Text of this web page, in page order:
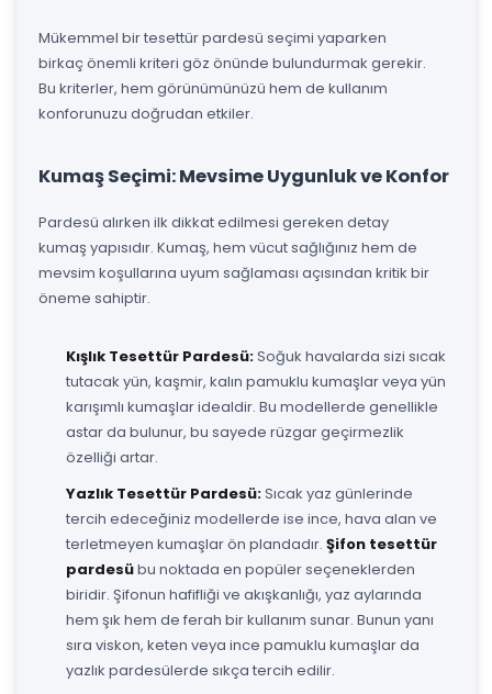
Mükemmel bir tesettür pardesü seçimi yaparken
birkaç önemli kriteri göz önünde bulundurmak gerekir.
Bu kriterler, hem görünümünüzü hem de kullanım
konforunuzu doğrudan etkiler.
Kumaş Seçimi: Mevsime Uygunluk ve Konfor
Pardesü alırken ilk dikkat edilmesi gereken detay
kumaş yapısıdır. Kumaş, hem vücut sağlığınız hem de
mevsim koşullarına uyum sağlaması açısından kritik bir
öneme sahiptir.
Kışlık Tesettür Pardesü:Soğuk havalarda sizi sıcak
tutacak yün, kaşmir, kalın pamuklu kumaşlar veya yün
karışımlı kumaşlar idealdir. Bu modellerde genellikle
astar da bulunur, bu sayede rüzgar geçirmezlik
özelliği artar.
Yazlık Tesettür Pardesü:Sıcak yaz günlerinde
tercih edeceğiniz modellerde ise ince, hava alan ve
terletmeyen kumaşlar ön plandadır. Şifon tesettür
pardesübu noktada en popüler seçeneklerden
biridir. Şifonun hafifliği ve akışkanlığı, yaz aylarında
hem şık hem de ferah bir kullanım sunar. Bunun yanı
sıra viskon, keten veya ince pamuklu kumaşlar da
yazlık pardesülerde sıkça tercih edilir.